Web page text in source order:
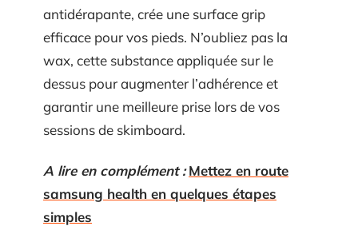
antidérapante, crée une surface grip
efficace pour vos pieds. N’oubliez pas la
wax, cette substance appliquée sur le
dessus pour augmenter l’adhérence et
garantir une meilleure prise lors de vos
sessions de skimboard.
A lire en complément : Mettez en route
samsung health en quelques étapes
simples